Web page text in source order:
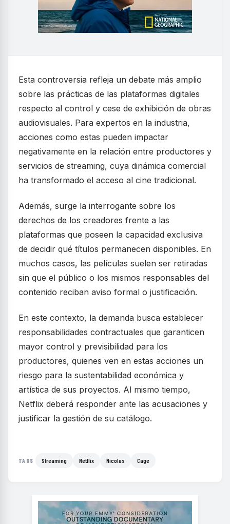
Esta controversia refleja un debate más amplio
sobre las prácticas de las plataformas digitales
respecto al control y cese de exhibición de obras
audiovisuales. Para expertos en la industria,
acciones como estas pueden impactar
negativamente en la relación entre productores y
servicios de streaming, cuya dinámica comercial
ha transformado el acceso al cine tradicional.
Además, surge la interrogante sobre los
derechos de los creadores frente a las
plataformas que poseen la capacidad exclusiva
de decidir qué títulos permanecen disponibles. En
muchos casos, las películas suelen ser retiradas
sin que el público o los mismos responsables del
contenido reciban aviso formal o justificación.
En este contexto, la demanda busca establecer
responsabilidades contractuales que garanticen
mayor control y previsibilidad para los
productores, quienes ven en estas acciones un
riesgo para la sustentabilidad económica y
artística de sus proyectos. Al mismo tiempo,
Netflix deberá responder ante las acusaciones y
justificar la gestión de su catálogo.
TAGS Streaming Netflix Nicolas Cage